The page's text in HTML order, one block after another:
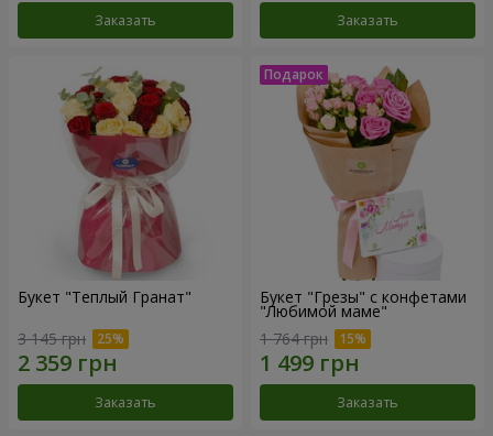
Заказать Заказать
Букет "Теплый Гранат"
3 145 грн
Заказать
Букет "Грезы" с конфетами
"Любимой маме"
1 764 грн
Заказать